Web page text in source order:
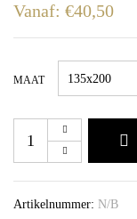
Vanaf: €40,50
MAAT
Artikelnummer: N/B